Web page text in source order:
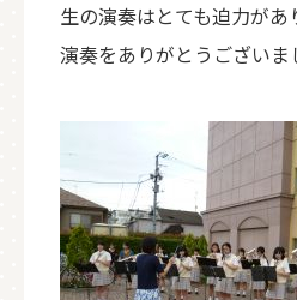
生の演奏はとても迫力が
演奏をありがとうございま